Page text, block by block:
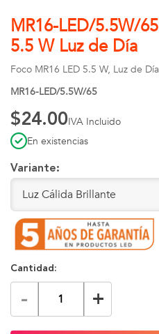
MR16-LED/5.5W/
5.5 W Luz de Día
Foco MR16 LED 5.5 W, Luz de
MR16-LED/5.5W/65
$24.00IVA Incluido
En existencias
Variante:
Cantidad:
- +